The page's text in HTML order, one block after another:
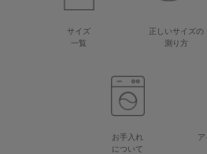
サイズ
一覧
正しいサイズの
測り方
お手入れ
について